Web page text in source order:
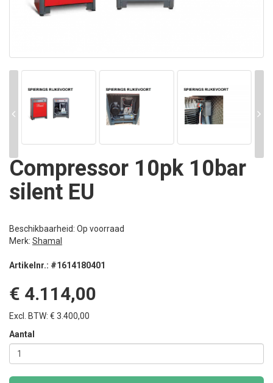
Compressor 10pk 10bar
silent EU
Beschikbaarheid: Op voorraad
Merk: Shamal
Artikelnr.: #1614180401
€ 4.114,00
Excl. BTW: € 3.400,00
Aantal